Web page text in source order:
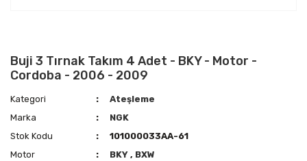
Buji 3 Tırnak Takım 4 Adet - BKY - Motor -
Cordoba - 2006 - 2009
Kategori
Ateşleme
Marka
NGK
Stok Kodu
101000033AA-61
Motor
BKY, BXW